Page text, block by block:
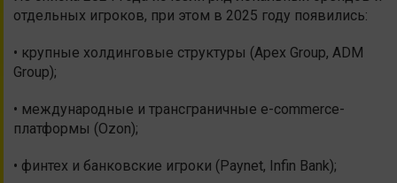
отдельных игроков, при этом в 2025 году появились:
• крупные холдинговые структуры (Apex Group, ADM
Group);
• международные и трансграничные e-commerce-
платформы (Ozon);
• финтех и банковские игроки (Paynet, Infin Bank);